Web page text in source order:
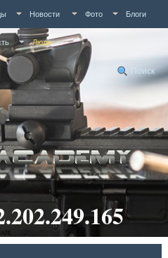
Новости Фото Блоги
Люди
Поиск